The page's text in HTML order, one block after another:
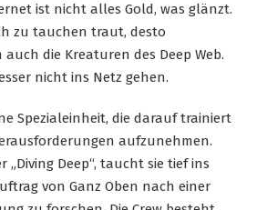
ist nicht alles Gold, was glänzt.
zu tauchen traut, desto
die Kreaturen des Deep Web.
nicht ins Netz gehen.
Spezialeinheit, die darauf trainiert
aufzunehmen.
„Diving Deep“, taucht sie tief ins
von Ganz Oben nach einer